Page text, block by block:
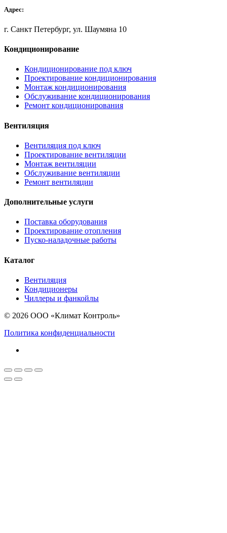
Адрес:
г. Санкт Петербург, ул. Шаумяна 10
Кондиционирование
Кондиционирование под ключ
Проектирование кондиционирования
Монтаж кондиционирования
Обслуживание кондиционирования
Ремонт кондиционирования
Вентиляция
Вентиляция под ключ
Проектирование вентиляции
Монтаж вентиляции
Обслуживание вентиляции
Ремонт вентиляции
Дополнительные услуги
Поставка оборудования
Проектирование отопления
Пуско-наладочные работы
Каталог
Вентиляция
Кондиционеры
Чиллеры и фанкойлы
© 2026 ООО «Климат Контроль»
Политика конфиденциальности